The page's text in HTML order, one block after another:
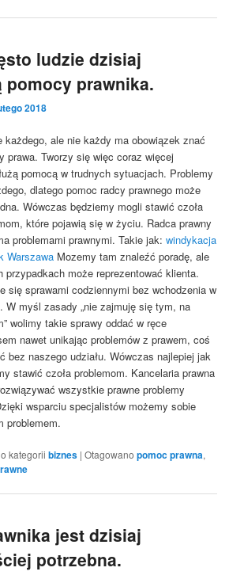
ludzie dzisiaj
pomocy prawnika.
2018
każdego, ale nie każdy ma obowiązek znać
prawa. Tworzy się więc coraz więcej
pomocą w trudnych sytuacjach. Problemy
dlatego pomoc radcy prawnego może
Wówczas będziemy mogli stawić czoła
które pojawią się w życiu. Radca prawny
problemami prawnymi. Takie jak:windykacja
Warszawa Mozemy tam znaleźć poradę, ale
przypadkach może reprezentować klienta.
się sprawami codziennymi bez wchodzenia w
W myśl zasady „nie zajmuję się tym, na
wolimy takie sprawy oddać w ręce
nawet unikając problemów z prawem, coś
bez naszego udziału. Wówczas najlepiej jak
stawić czoła problemom. Kancelaria prawna
wszystkie prawne problemy
wsparciu specjalistów możemy sobie
problemem.
kategorii biznes |Otagowano pomoc prawna,
jest dzisiaj
potrzebna.